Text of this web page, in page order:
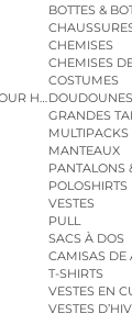
BOTTES &
CHEMISES
CHEMISES
COSTUMES
HOMME
DOUDOUNES
GRANDES
MULTIPACKS
MANTEAUX
PANTALONS
POLOSHIRTS
VESTES
PULL
SACS À DOS
CAMISAS DE
T-SHIRTS
VESTES EN
VESTES